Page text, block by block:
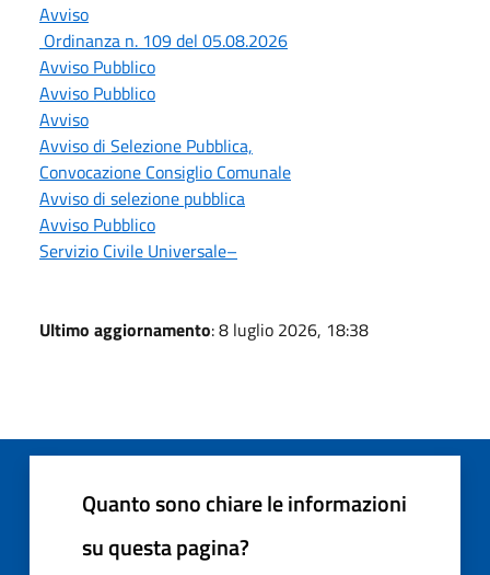
Avviso
Ordinanza n. 109 del 05.08.2026
Avviso Pubblico
Avviso Pubblico
Avviso
Avviso di Selezione Pubblica,
Convocazione Consiglio Comunale
Avviso di selezione pubblica
Avviso Pubblico
Servizio Civile Universale–
Ultimo aggiornamento: 8 luglio 2026, 18:38
Quanto sono chiare le informazioni
su questa pagina?